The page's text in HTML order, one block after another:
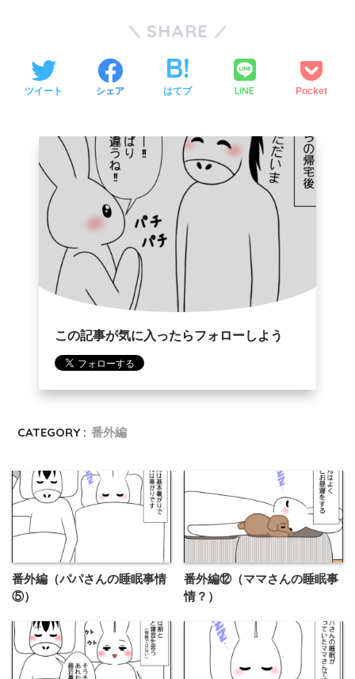
SHARE
ツイート シェア はてブ LINE Pocket
この記事が気に入ったらフォローしよう
CATEGORY : 番外編
番外編（パパさんの睡眠事情
⑤）
番外編⑫（ママさんの睡眠事
情？）